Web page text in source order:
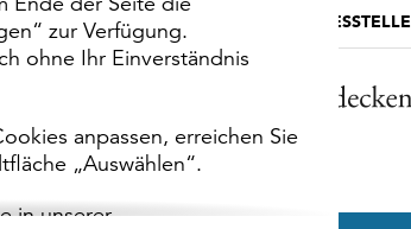
zur Verfügung.
ohne Ihr Einverständnis
anpassen, erreichen Sie
„Auswählen“.
in unserer
MUSEUMSPORTAL DIE LANDESSTELLE